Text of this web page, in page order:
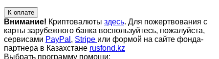
К оплате
Внимание! Криптовалюты здесь. Для пожертвования с
карты зарубежного банка воспользуйтесь, пожалуйста,
сервисами PayPal , Stripe или формой на сайте фонда-
партнера в Казахстане rusfond.kz
Выбрать программу помощи: